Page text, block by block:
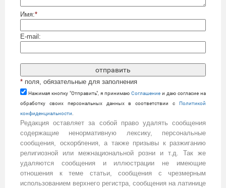
Имя:*
E-mail:
* поля, обязательные для заполнения
Нажимая кнопку "Отправить", я принимаю Cоглашение и даю согласие на
обработку своих персональных данных в соответствии с Политикой
конфиденциальности.
Редакция оставляет за собой право удалять сообщения
содержащие ненормативную лексику, персональные
сообщения, оскорбления, а также призывы к разжиганию
религиозной или межнациональной розни и т.д. Так же
удаляются сообщения и иллюстрации не имеющие
отношения к теме статьи, сообщения с чрезмерным
использованием верхнего регистра, сообщения на латинице